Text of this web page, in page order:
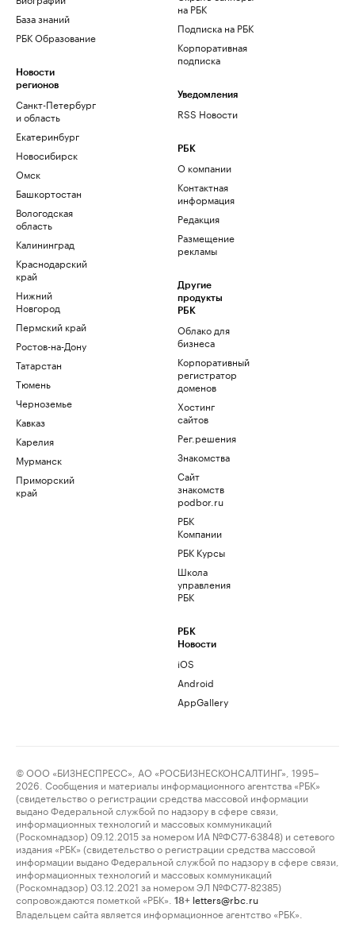
База знаний
РБК Образование
Новости
регионов
Санкт-Петербург
и область
Екатеринбург
Новосибирск
Омск
Башкортостан
Вологодская
область
Калининград
Краснодарский
край
Нижний
Новгород
Пермский край
Ростов-на-Дону
Татарстан
Тюмень
Черноземье
Кавказ
Карелия
Мурманск
Приморский
край
на РБК
Подписка на РБК
Корпоративная
подписка
Уведомления
RSS Новости
РБК
О компании
Контактная
информация
Редакция
Размещение
рекламы
Другие
продукты
РБК
Облако для
бизнеса
Корпоративный
регистратор
доменов
Хостинг
сайтов
Рег.решения
Знакомства
Сайт
знакомств
podbor.ru
РБК
Компании
РБК Курсы
Школа
управления
РБК
РБК
Новости
iOS
Android
AppGallery
© ООО «БИЗНЕСПРЕСС», АО «РОСБИЗНЕСКОНСАЛТИНГ», 1995–
2026. Сообщения и материалы информационного агентства «РБК»
(свидетельство о регистрации средства массовой информации
выдано Федеральной службой по надзору в сфере связи,
информационных технологий и массовых коммуникаций
(Роскомнадзор) 09.12.2015 за номером ИА №ФС77-63848) и сетевого
издания «РБК» (свидетельство о регистрации средства массовой
информации выдано Федеральной службой по надзору в сфере связи,
информационных технологий и массовых коммуникаций
(Роскомнадзор) 03.12.2021 за номером ЭЛ №ФС77-82385)
сопровождаются пометкой «РБК».
18+ letters@rbc.ru
Владельцем сайта является информационное агентство «РБК».